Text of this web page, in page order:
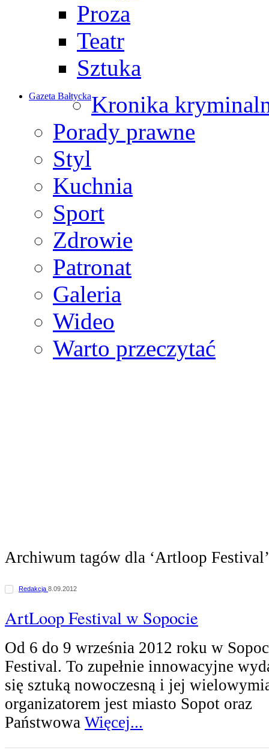
Proza
Teatr
Sztuka
Gazeta BałtyckaKronika
Porady prawne
Styl
Kuchnia
Sport
Zdrowie
Patronat
Galeria
Wideo
Warto przeczytać
Archiwum tagów dla ‘Artloop Festival’
Redakcja 8.09.2012
ArtLoop Festival w Sopocie
Od 6 do 9 września 2012 roku w
Festival. To zupełnie innowacyjne
się sztuką nowoczesną i jej
organizatorem jest miasto Sopot oraz
Państwowa Więcej...